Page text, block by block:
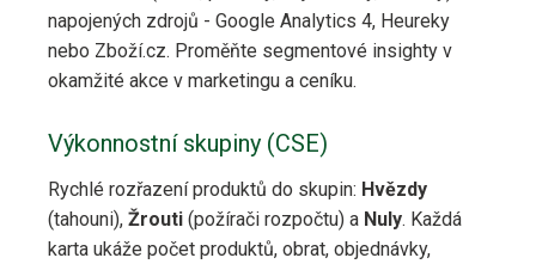
napojených zdrojů - Google Analytics 4, Heureky
nebo Zboží.cz. Proměňte segmentové insighty v
okamžité akce v marketingu a ceníku.
Výkonnostní skupiny (CSE)
Rychlé rozřazení produktů do skupin: Hvězdy
(tahouni), Žrouti (požírači rozpočtu) a Nuly. Každá
karta ukáže počet produktů, obrat, objednávky,